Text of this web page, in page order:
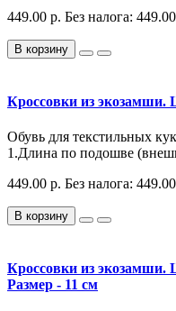
449.00 р. Без налога:
В корзину
Кроссовки из
Обувь для текстильных
1.Длина по подошве
449.00 р. Без налога:
В корзину
Кроссовки из
Размер - 11 см